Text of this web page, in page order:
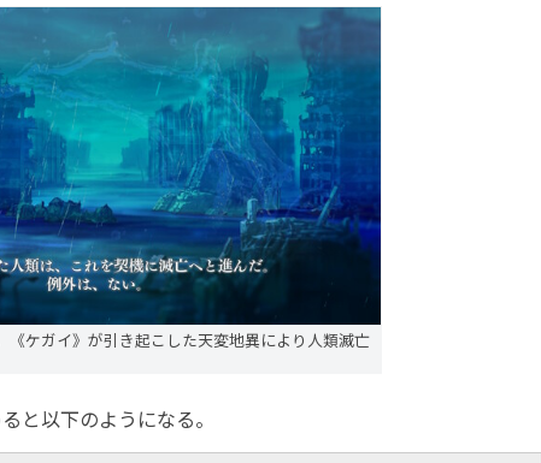
《ケガイ》が引き起こした天変地異により人類滅亡
と以下のようになる。